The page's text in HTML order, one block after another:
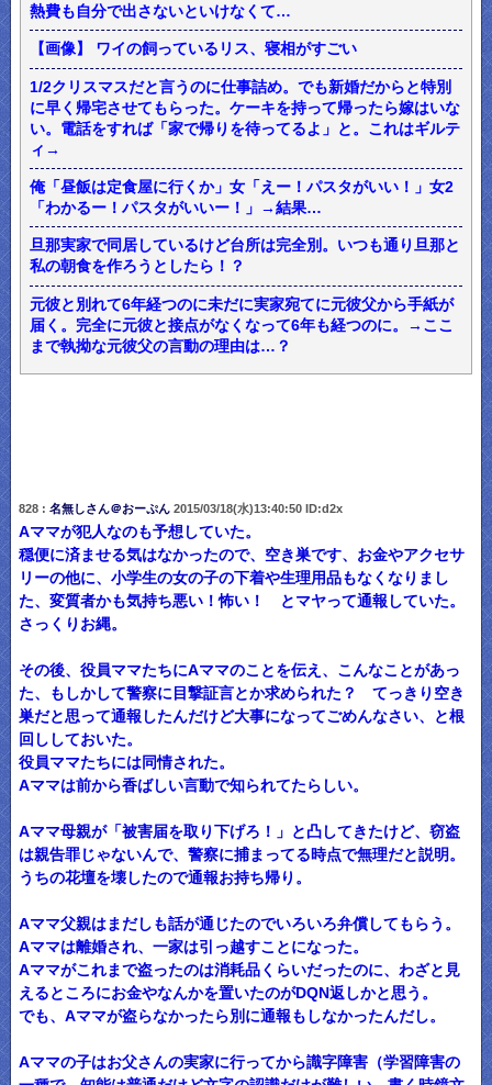
熱費も自分で出さないといけなくて…
【画像】 ワイの飼っているリス、寝相がすごい
1/2クリスマスだと言うのに仕事詰め。でも新婚だからと特別
に早く帰宅させてもらった。ケーキを持って帰ったら嫁はいな
い。電話をすれば「家で帰りを待ってるよ」と。これはギルテ
ィ→
俺「昼飯は定食屋に行くか」女「えー！パスタがいい！」女2
「わかるー！パスタがいいー！」→結果…
旦那実家で同居しているけど台所は完全別。いつも通り旦那と
私の朝食を作ろうとしたら！？
元彼と別れて6年経つのに未だに実家宛てに元彼父から手紙が
届く。完全に元彼と接点がなくなって6年も経つのに。→ここ
まで執拗な元彼父の言動の理由は…？
828 : 名無しさん＠おーぷん2015/03/18(水)13:40:50 ID:d2x
Aママが犯人なのも予想していた。
穏便に済ませる気はなかったので、空き巣です、お金やアクセサ
リーの他に、小学生の女の子の下着や生理用品もなくなりまし
た、変質者かも気持ち悪い！怖い！ とマヤって通報していた。
さっくりお縄。
その後、役員ママたちにAママのことを伝え、こんなことがあっ
た、もしかして警察に目撃証言とか求められた？ てっきり空き
巣だと思って通報したんだけど大事になってごめんなさい、と根
回ししておいた。
役員ママたちには同情された。
Aママは前から香ばしい言動で知られてたらしい。
Aママ母親が「被害届を取り下げろ！」と凸してきたけど、窃盗
は親告罪じゃないんで、警察に捕まってる時点で無理だと説明。
うちの花壇を壊したので通報お持ち帰り。
Aママ父親はまだしも話が通じたのでいろいろ弁償してもらう。
Aママは離婚され、一家は引っ越すことになった。
Aママがこれまで盗ったのは消耗品くらいだったのに、わざと見
えるところにお金やなんかを置いたのがDQN返しかと思う。
でも、Aママが盗らなかったら別に通報もしなかったんだし。
Aママの子はお父さんの実家に行ってから識字障害（学習障害の